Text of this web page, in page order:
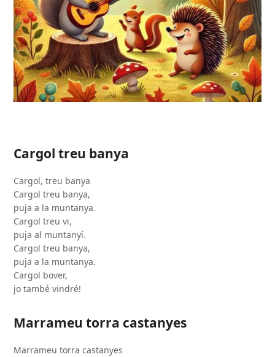
Cargol treu banya
Cargol, treu banya
Cargol treu banya,
puja a la muntanya.
Cargol treu vi,
puja al muntanyí.
Cargol treu banya,
puja a la muntanya.
Cargol bover,
jo també vindré!
Marrameu torra castanyes
Marrameu torra castanyes